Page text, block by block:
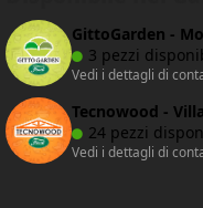
GittoGarden -
3 pezzi
Vedi i dettagli di
Tecnowood -
24 pezzi
Vedi i dettagli di